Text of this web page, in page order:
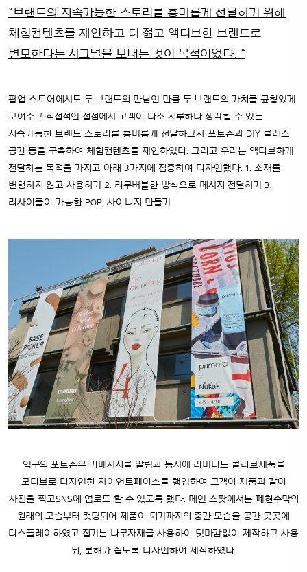
“브랜드의 지속가능한 스토리를 흥미롭게 전달하기 위해
체험컨텐츠를 제안하고 더 젊고 액티브한 브랜드로
변모한다는 시그널을 보내는 것이 목적이었다. “
팝업 스토어에서도 두 브랜드의 만남인 만큼 두 브랜드의 가치를 균형있게
보여주고 직접적인 접점에서 고객이 다소 지루하다 생각할 수 있는
지속가능한 브랜드 스토리를 흥미롭게 전달하고자 포토존과 DIY 클래스
공간 등을 구축하여 체험컨텐츠를 제안하였다. 그리고 우리는 액티브하게
전달하는 목적을 가지고 아래 3가지에 집중하여 디자인했다. 1. 소재를
변형하지 않고 사용하기
2. 리무버블한 방식으로 메시지 전달하기
3.
리사이클이 가능한 POP, 사이니지 만들기
입구의 포토존은 키메시지를 알림과 동시에 리미티드 콜라보제품을
모티브로 디자인한 자이언트페이스를 행잉하여 고객이 제품과 같이
사진을 찍고SNS에 업로드 할 수 있도록 했다. 메인 스팟에서는 폐현수막의
원래의 모습부터 컷팅되어 제품이 되기까지의 중간 모습을 공간 곳곳에
디스플레이하였고 집기는 나무자재를 사용하여 덧마감없이 제작하고 사용
뒤, 분해가 쉽도록 디자인하여 제작하였다.